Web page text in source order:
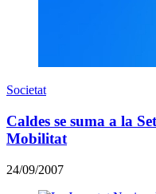
Societat
Caldes se suma a la
Mobilitat
24/09/2007